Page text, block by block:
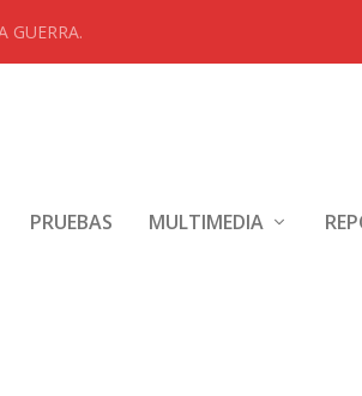
GUERRA.
PRUEBAS MULTIMEDIA